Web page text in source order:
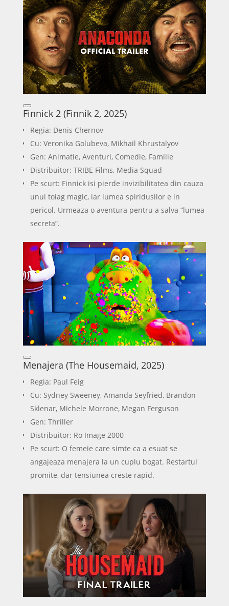
Finnick 2 (Finnik 2, 2025)
Regia: Denis Chernov
Cu: Veronika Golubeva, Mikhail Khrustalyov
Gen: Animatie, Aventuri, Comedie, Familie
Distribuitor: TRIBE Films, Media Squad
Pe scurt: Finnick isi pierde invizibilitatea din cauza
unui toiag magic, iar lumea spiridusilor e in
pericol. Urmeaza o aventura pentru a salva “lumea
secreta”.
Menajera (The Housemaid, 2025)
Regia: Paul Feig
Cu: Sydney Sweeney, Amanda Seyfried, Brandon
Sklenar, Michele Morrone, Megan Ferguson
Gen: Thriller
Distribuitor: Ro Image 2000
Pe scurt: O femeie care simte ca a esuat se
angajeaza menajera la un cuplu bogat. Restartul
promite, dar tensiunea creste rapid.